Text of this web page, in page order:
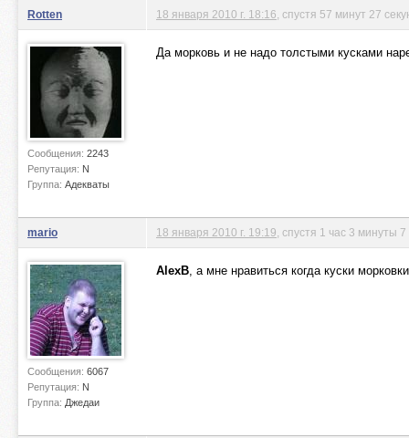
Rotten
Сообщения: 2243
Репутация: N
Группа: Адекваты
18 января 2010 г. 18:16 , спустя 57 минут 27
Да морковь и не надо толстыми кусками
mario
Сообщения: 6067
Репутация: N
Группа: Джедаи
18 января 2010 г. 19:19 , спустя 1 час 3 минуты 7
AlexB, а мне нравиться когда куски